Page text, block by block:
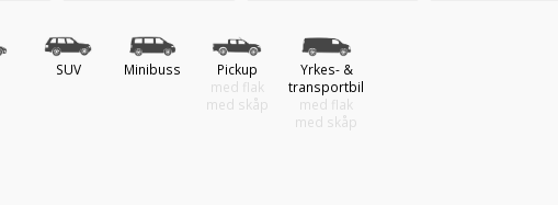
SUV Minibuss
Pickup
med flak
med skåp
Yrkes- &
transportbil
med flak
med skåp